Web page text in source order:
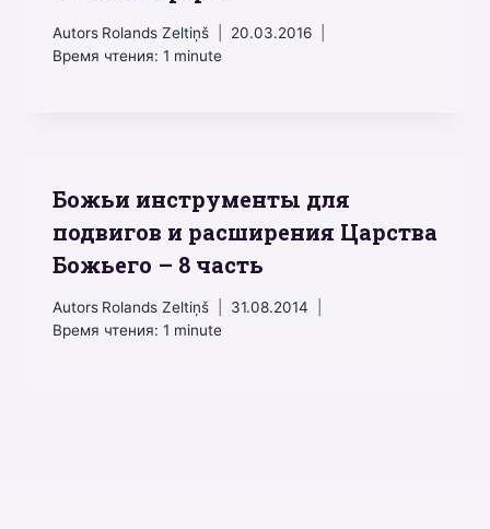
Autors Rolands Zeltiņš
20.03.2016
Время чтения: 1 minute
Божьи инструменты для
подвигов и расширения Царства
Божьего – 8 часть
Autors Rolands Zeltiņš
31.08.2014
Время чтения: 1 minute